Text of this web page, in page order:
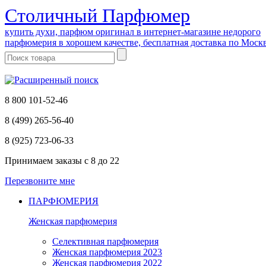
Cтоличный Парфюмер
купить духи, парфюм оригинал в интернет-магазине недорого
парфюмерия в хорошем качестве, бесплатная доставка по
8 800 101-52-46
8 (499) 265-56-40
8 (925) 723-06-33
Принимаем заказы с 8 до 22
Перезвоните мне
ПАРФЮМЕРИЯ
Женская парфюмерия
Селективная парфюмерия
Женская парфюмерия 2023
Женская парфюмерия 2022